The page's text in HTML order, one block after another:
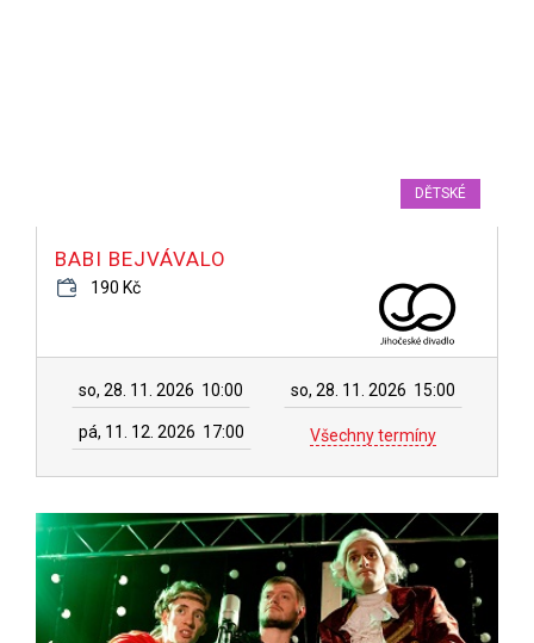
DĚTSKÉ
BABI BEJVÁVALO
190 Kč
so, 28. 11. 2026 10:00 so, 28. 11. 2026 15:00
pá, 11. 12. 2026 17:00 Všechny termíny